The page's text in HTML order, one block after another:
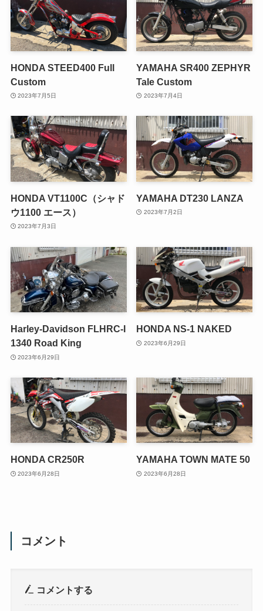
HONDA STEED400 Full
Custom
2023年7月5日
YAMAHA SR400 ZEPHYR
Tale Custom
2023年7月4日
HONDA VT1100C（シャド
ウ1100 エース）
2023年7月3日
YAMAHA DT230 LANZA
2023年7月2日
Harley-Davidson FLHRC-I
1340 Road King
2023年6月29日
HONDA NS-1 NAKED
2023年6月29日
HONDA CR250R
2023年6月28日
YAMAHA TOWN MATE 50
2023年6月28日
コメント
コメントする